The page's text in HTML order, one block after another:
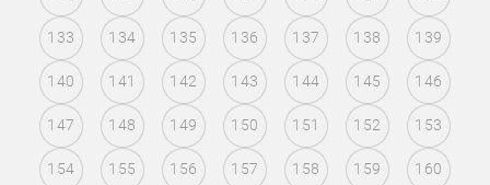
133 134 135 136 137 138 139
140 141 142 143 144 145 146
147 148 149 150 151 152 153
154 155 156 157 158 159 160